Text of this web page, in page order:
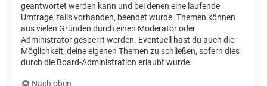
geantwortet werden kann und bei denen eine laufende
Umfrage, falls vorhanden, beendet wurde. Themen können
aus vielen Gründen durch einen Moderator oder
Administrator gesperrt werden. Eventuell hast du auch die
Möglichkeit, deine eigenen Themen zu schließen, sofern dies
durch die Board-Administration erlaubt wurde.
Nach oben